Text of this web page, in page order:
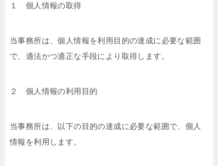
１ 個⼈情報の取得
当事務所は、個⼈情報を利⽤⽬的の達成に必要な範囲
で、適法かつ適正な⼿段により取得します。
２ 個⼈情報の利⽤⽬的
当事務所は、以下の⽬的の達成に必要な範囲で、個⼈
情報を利⽤します。